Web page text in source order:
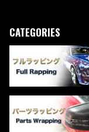
CATEGORIES